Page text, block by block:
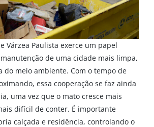
Várzea Paulista exerce um papel
de uma cidade mais limpa,
do meio ambiente. Com o tempo de
essa cooperação se faz ainda
uma vez que o mato cresce mais
difícil de conter. É importante
calçada e residência, controlando o